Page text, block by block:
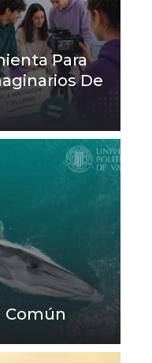
Para
De
Común